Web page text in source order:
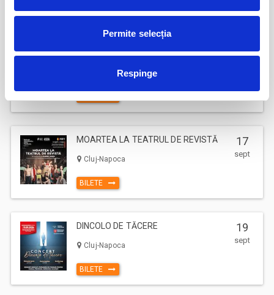
Permite selecția
Respinge
BILETE
Deschiderea Stagiunii - Filarmonica Pitesti 17
MOARTEA LA TEATRUL DE REVISTĂ
Cluj-Napoca
BILETE
17
sept
DINCOLO DE TĂCERE
Cluj-Napoca
BILETE
19
sept